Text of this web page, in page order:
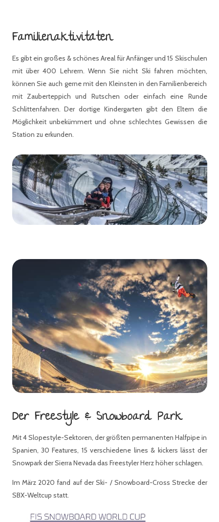
Familienaktivitäten
Es gibt ein großes & schönes Areal für Anfänger und 15 Skischulen
mit über 400 Lehrern. Wenn Sie nicht Ski fahren möchten,
können Sie auch gerne mit den Kleinsten in den Familienbereich
mit Zauberteppich und Rutschen oder einfach eine Runde
Schlittenfahren. Der dortige Kindergarten gibt den Eltern die
Möglichkeit unbekümmert und ohne schlechtes Gewissen die
Station zu erkunden.
Der Freestyle & Snowboard Park
Mit 4 Slopestyle-Sektoren, der größten permanenten Halfpipe in
Spanien, 30 Features, 15 verschiedene lines & kickers lässt der
Snowpark der Sierra Nevada das Freestyler Herz höher schlagen.
Im März 2020 fand auf der Ski- / Snowboard-Cross Strecke der
SBX-Weltcup statt.